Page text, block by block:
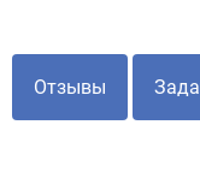
Отзывы